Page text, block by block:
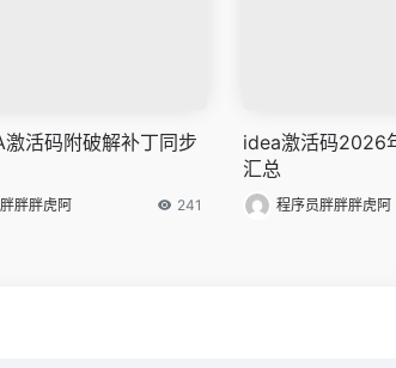
激活码附破解补丁同步
胖胖虎阿 241
idea激活码2026
汇总
程序员胖胖胖虎阿